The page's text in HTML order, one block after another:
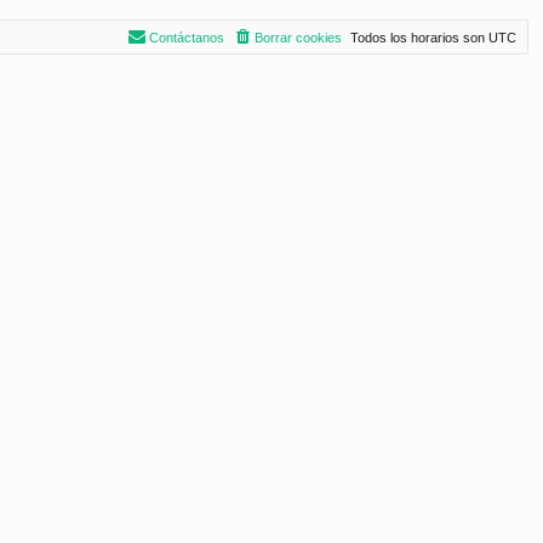
Todos los horarios son UTC
Borrar cookies
Contáctanos